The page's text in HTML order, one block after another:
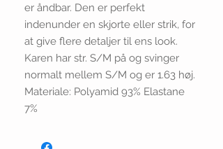
er åndbar. Den er perfekt
indenunder en skjorte eller strik, for
at give flere detaljer til ens look.
Karen har str. S/M på og svinger
normalt mellem S/M og er 1.63 høj.
Materiale: Polyamid 93% Elastane
7%